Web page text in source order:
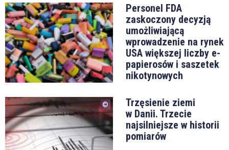
Personel FDA
zaskoczony decyzją
umożliwiającą
wprowadzenie na rynek
USA większej liczby e-
papierosów i saszetek
nikotynowych
Trzęsienie ziemi
w Danii. Trzecie
najsilniejsze w historii
pomiarów